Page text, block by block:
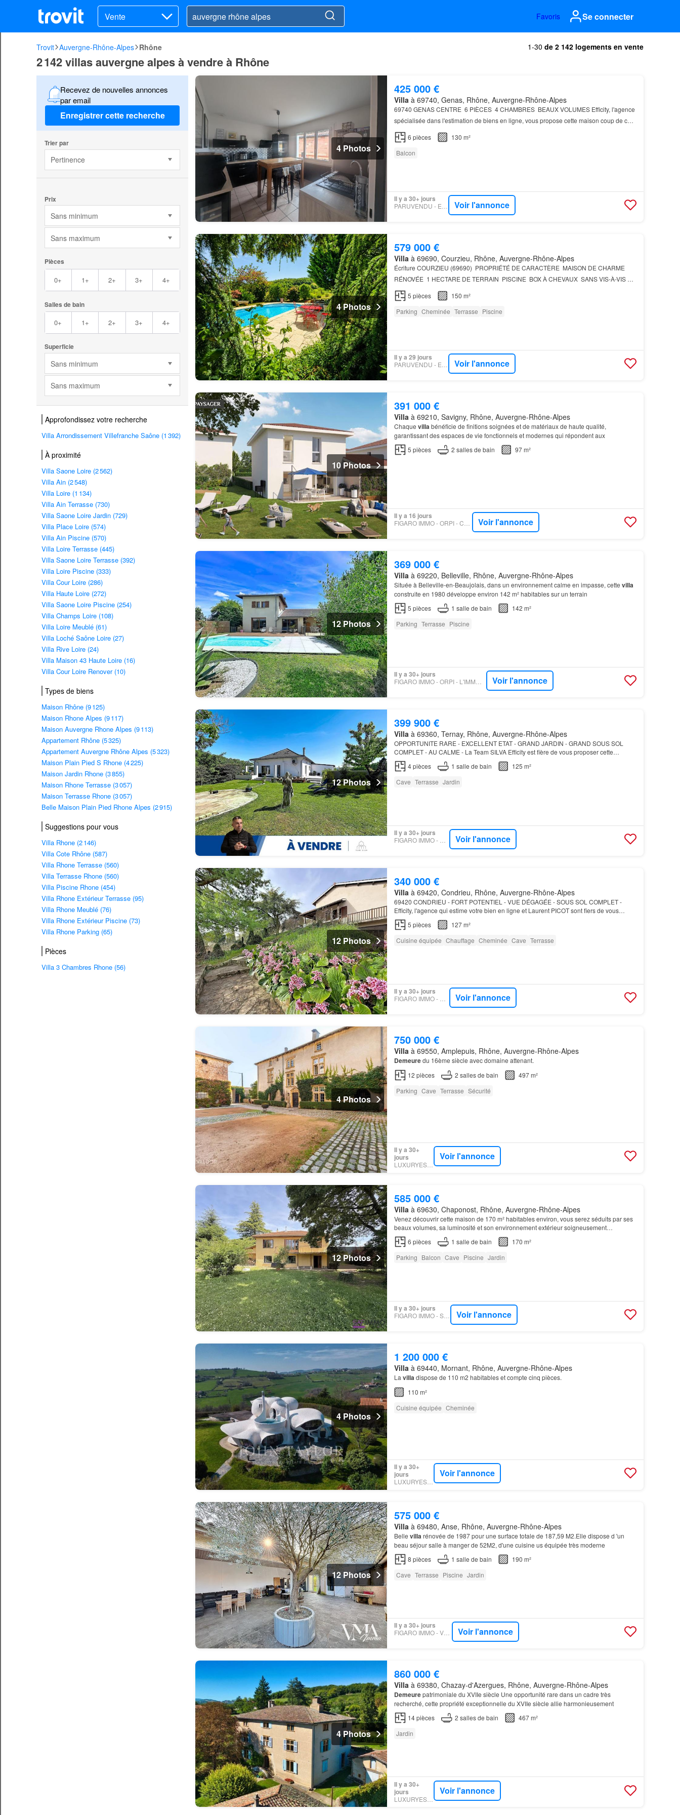
Vente Favoris Se connecter
Trovit Auvergne-Rhône-Alpes Rhône 1-30 de 2 142 logements en vente
2 142 villas auvergne alpes à vendre à Rhône
Recevez de nouvelles annonces
par email
Enregistrer cette recherche
Trier par
Pertinence
Prix
Sans minimum
Sans maximum
Pièces
0+ 1+ 2+ 3+ 4+
Salles de bain
0+ 1+ 2+ 3+ 4+
Superficie
Sans minimum
Sans maximum
Approfondissez votre recherche
Villa Arrondissement Villefranche Saône (1 392)
À proximité
Villa Saone Loire (2 562)
Villa Ain (2 548)
Villa Loire (1 134)
Villa Ain Terrasse (730)
Villa Saone Loire Jardin (729)
Villa Place Loire (574)
Villa Ain Piscine (570)
Villa Loire Terrasse (445)
Villa Saone Loire Terrasse (392)
Villa Loire Piscine (333)
Villa Cour Loire (286)
Villa Haute Loire (272)
Villa Saone Loire Piscine (254)
Villa Champs Loire (108)
Villa Loire Meublé (61)
Villa Loché Saône Loire (27)
Villa Rive Loire (24)
Villa Maison 43 Haute Loire (16)
Villa Cour Loire Renover (10)
Types de biens
Maison Rhône (9 125)
Maison Rhone Alpes (9 117)
Maison Auvergne Rhone Alpes (9 113)
Appartement Rhône (5 325)
Appartement Auvergne Rhône Alpes (5 323)
Maison Plain Pied S Rhone (4 225)
Maison Jardin Rhone (3 855)
Maison Rhone Terrasse (3 057)
Maison Terrasse Rhone (3 057)
Belle Maison Plain Pied Rhone Alpes (2 915)
Suggestions pour vous
Villa Rhone (2 146)
Villa Cote Rhône (587)
Villa Rhone Terrasse (560)
Villa Terrasse Rhone (560)
Villa Piscine Rhone (454)
Villa Rhone Extérieur Terrasse (95)
Villa Rhone Meublé (76)
Villa Rhone Extérieur Piscine (73)
Villa Rhone Parking (65)
Pièces
Villa 3 Chambres Rhone (56)
4 Photos
425 000 €
Villaà 69740, Genas, Rhône, Auvergne-Rhône-Alpes
69740 GENAS CENTRE  6 PIÈCES  4 CHAMBRES  BEAUX VOLUMES Efficity, l'agence
spécialisée dans l'estimation de biens en ligne, vous propose cette maison coup de cur
de 126 m², répartie sur deux niveaux, nichée dans un quarti…
6 pièces
130 m²
Balcon
Il y a 30+ jours
PARUVENDU - EFFICITY Voir l'annonce
4 Photos
579 000 €
Villa à 69690, Courzieu, Rhône, Auvergne-Rhône-Alpes
Écriture COURZIEU (69690)  PROPRIÉTÉ DE CARACTÈRE  MAISON DE CHARME
RÉNOVÉE  1 HECTARE DE TERRAIN  PISCINE  BOX À CHEVAUX  SANS VIS-À-VIS Au
cur d'un environnement préservé, dans un paisible hameau de Courzieu, découvr…
5 pièces
150 m²
Parking Cheminée Terrasse Piscine
Il y a 29 jours
PARUVENDU - EFFICITY Voir l'annonce
10 Photos
391 000 €
Villa à 69210, Savigny, Rhône, Auvergne-Rhône-Alpes
Chaque villabénéficie de finitions soignées et de matériaux de haute qualité,
garantissant des espaces de vie fonctionnels et modernes qui répondent aux
5 pièces 2 salles de bain 97 m²
Il y a 16 jours
FIGARO IMMO - ORPI - CÔTÉ SALVAGNY Voir l'annonce
12 Photos
369 000 €
Villa à 69220, Belleville, Rhône, Auvergne-Rhône-Alpes
Située à Belleville-en-Beaujolais, dans un environnement calme en impasse, cette villa
construite en 1980 développe environ 142 m² habitables sur un terrain
5 pièces 1 salle de bain
142 m²
Parking Terrasse Piscine
Il y a 30+ jours
FIGARO IMMO - ORPI - L'IMMOBILIERE DU MARCHE Voir l'annonce
12 Photos
399 900 €
Villa à 69360, Ternay, Rhône, Auvergne-Rhône-Alpes
OPPORTUNITE RARE - EXCELLENT ETAT - GRAND JARDIN - GRAND SOUS SOL
COMPLET - AU CALME - La Team SILVA Efficity est fière de vous proposer cette
superbe
en mitoyenneté de type T4 de 125 m² sur son terrain de 920 m2 située…
4pièces 1 salle de bain
125 m²
Cave Terrasse Jardin
Il y a 30+ jours
FIGARO IMMO - EFFICITY Voir l'annonce
12 Photos
340 000 €
Villa à 69420, Condrieu, Rhône, Auvergne-Rhône-Alpes
69420 CONDRIEU - FORT POTENTIEL - VUE DÉGAGÉE - SOUS SOL COMPLET -
Efficity, l'agence qui estime votre bien en ligne et Laurent PICOT sont fiers de vous
proposer cette très belle maison de type T5 et de 127m2…
5 pièces
127 m²
Cuisine équipée Chauffage Cheminée Cave Terrasse
Il y a 30+ jours
FIGARO IMMO - EFFICITY Voir l'annonce
4 Photos
750 000 €
Villa à 69550, Amplepuis, Rhône, Auvergne-Rhône-Alpes
Demeuredu 16ème siècle avec domaine attenant.
12 pièces 2 salles de bain
497 m²
Parking Cave Terrasse Sécurité
Il y a 30+
jours
LUXURYESTATE
Voir l'annonce
12 Photos
585 000 €
Villa à 69630, Chaponost, Rhône, Auvergne-Rhône-Alpes
Venez découvrir cette maison de 170 m² habitables environ, vous serez séduits par ses
beaux volumes, sa luminosité et son environnement extérieur soigneusement
aménagé…
6 pièces 1 salle de bain
170 m²
Parking Balcon Cave Piscine Jardin
Il y a 30+ jours
FIGARO IMMO - SAFIMMO Voir l'annonce
4 Photos
1 200 000 €
Villa à 69440, Mornant, Rhône, Auvergne-Rhône-Alpes
La villadispose de 110 m2 habitables et compte cinq pièces.
110 m²
Cuisine équipée Cheminée
Il y a 30+
jours
LUXURYESTATE
Voir l'annonce
12 Photos
575 000 €
Villa à 69480, Anse, Rhône, Auvergne-Rhône-Alpes
Belle villarénovée de 1987 pour une surface totale de 187,59 M2.Elle dispose d 'un
beau séjour salle à manger de 52M2, d'une cuisine us équipée très moderne
8 pièces 1 salle de bain
190 m²
Cave Terrasse Piscine Jardin
Il y a 30+ jours
FIGARO IMMO - VMA IMMO Voir l'annonce
4 Photos
860 000 €
Villa à 69380, Chazay-d'Azergues, Rhône, Auvergne-Rhône-Alpes
Demeurepatrimoniale du XVIIe siècle Une opportunité rare dans un cadre très
recherché, cette propriété exceptionnelle du XVIIe siècle allie harmonieusement
14pièces 2 salles de bain
467 m²
Jardin
Il y a 30+
jours
LUXURYESTATE
Voir l'annonce